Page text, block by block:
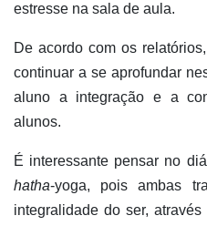
estresse na sala de aula.
De acordo com os
continuar a se aprofundar
aluno a integração e a
alunos.
É interessante pensar no
hatha-yoga, pois ambas
integralidade do ser,